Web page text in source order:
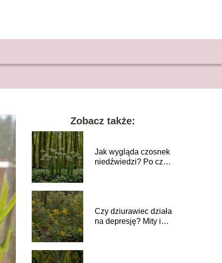
Zobacz także:
Jak wygląda czosnek
niedźwiedzi? Po czym
Czy dziurawiec działa
na depresję? Mity i